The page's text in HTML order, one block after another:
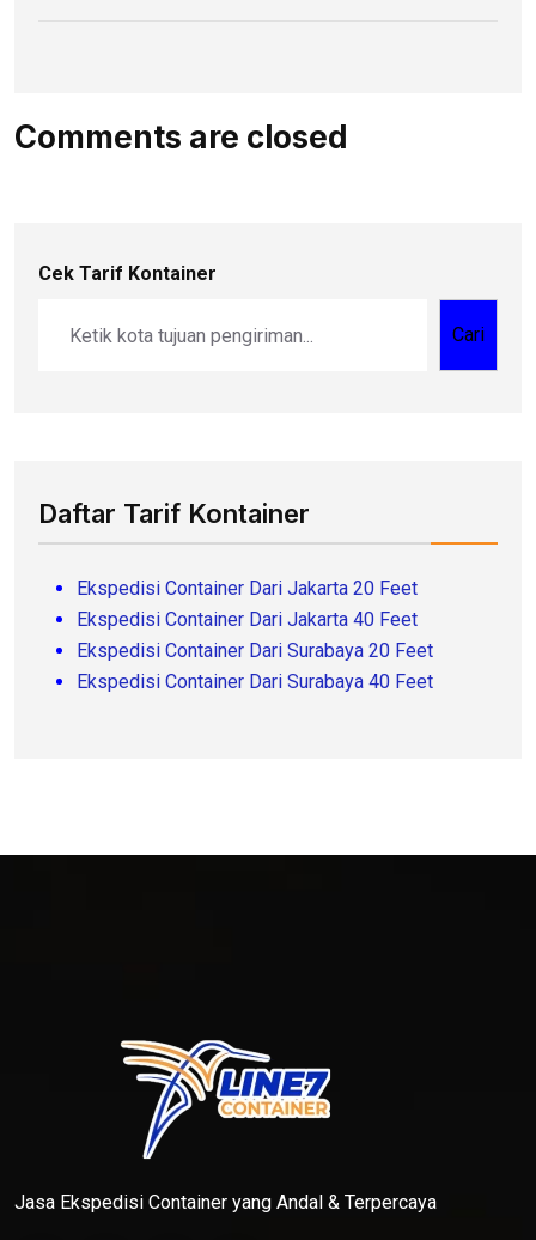
Comments are closed
Cek Tarif Kontainer
Cari
Daftar Tarif Kontainer
Ekspedisi Container Dari Jakarta 20 Feet
Ekspedisi Container Dari Jakarta 40 Feet
Ekspedisi Container Dari Surabaya 20 Feet
Ekspedisi Container Dari Surabaya 40 Feet
Jasa Ekspedisi Container yang Andal & Terpercaya